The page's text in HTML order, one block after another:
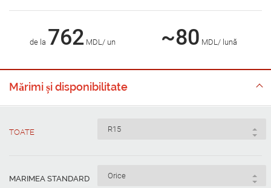
de la 762MDL/ un ~80 MDL/ lună
Mărimi și disponibilitate
TOATE
MARIMEA STANDARD